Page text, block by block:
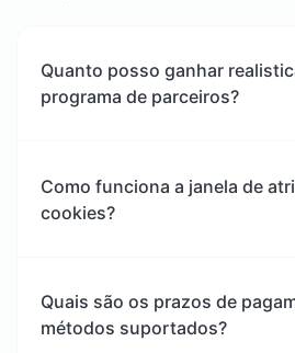
Quanto posso ganhar
programa de parceiros?
Como funciona a janela de
cookies?
Quais são os prazos de
métodos suportados?